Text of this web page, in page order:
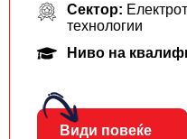
Сектор:
технологии
Ниво на
Види повеќе